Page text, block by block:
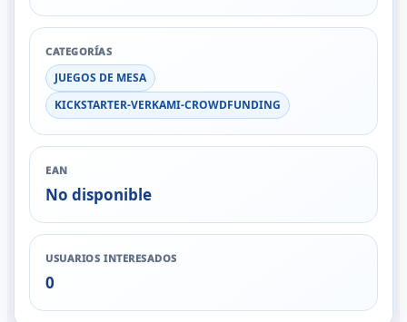
CATEGORÍAS
JUEGOS DE MESA
KICKSTARTER-VERKAMI-CROWDFUNDING
EAN
No disponible
USUARIOS INTERESADOS
0